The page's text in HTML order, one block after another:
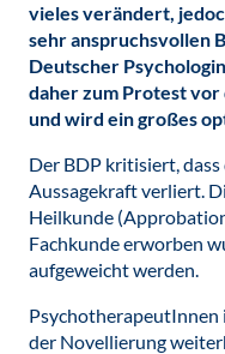
vieles verändert,
sehr anspruchsvollen
Deutscher
daher zum Protest vor
und wird ein großes
Der BDP kritisiert,
Aussagekraft verliert.
Heilkunde
Fachkunde erworben
aufgeweicht werden.
PsychotherapeutInnen
der Novellierung